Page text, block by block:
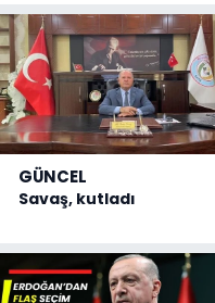
GÜNCEL
Savaş, kutladı